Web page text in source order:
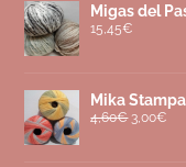
Migas del
15,45€
Mika
4,60€ 3,00€